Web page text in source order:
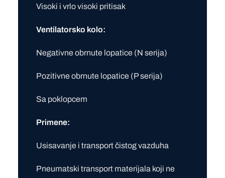
Visoki i vrlo visoki pritisak
Ventilatorsko kolo:
Negativne obrnute lopatice (N serija)
Pozitivne obrnute lopatice (P serija)
Sa poklopcem
Primene:
Usisavanje i transport čistog vazduha
Pneumatski transport materijala koji ne